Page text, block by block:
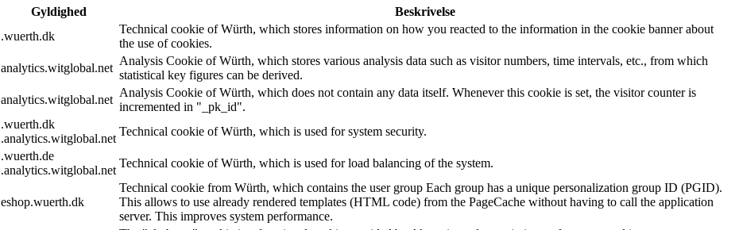
Gyldighed
Beskrivelse
.wuerth.dk
Technical cookie of Würth, which stores information on how you reacted to the information in the cookie banner about
the use of cookies.
analytics.witglobal.net
Analysis Cookie of Würth, which stores various analysis data such as visitor numbers, time intervals, etc., from which
statistical key figures can be derived.
analytics.witglobal.net
Analysis Cookie of Würth, which does not contain any data itself. Whenever this cookie is set, the visitor counter is
incremented in "_pk_id".
.wuerth.dk
.analytics.witglobal.net
Technical cookie of Würth, which is used for system security.
.wuerth.de
.analytics.witglobal.net
Technical cookie of Würth, which is used for load balancing of the system.
eshop.wuerth.dk
Technical cookie from Würth, which contains the user group Each group has a unique personalization group ID (PGID).
This allows to use already rendered templates (HTML code) from the PageCache without having to call the application
server. This improves system performance.